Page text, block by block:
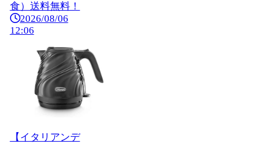
食）送料無料！
2026/08/06
12:06
【イタリアンデ